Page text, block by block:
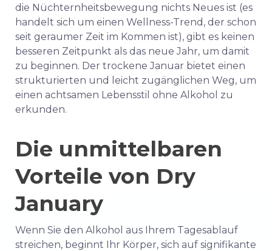
die Nüchternheitsbewegung nichts Neues ist (es
handelt sich um einen Wellness-Trend, der schon
seit geraumer Zeit im Kommen ist), gibt es keinen
besseren Zeitpunkt als das neue Jahr, um damit
zu beginnen. Der trockene Januar bietet einen
strukturierten und leicht zugänglichen Weg, um
einen achtsamen Lebensstil ohne Alkohol zu
erkunden.
Die unmittelbaren
Vorteile von Dry
January
Wenn Sie den Alkohol aus Ihrem Tagesablauf
streichen, beginnt Ihr Körper, sich auf signifikante